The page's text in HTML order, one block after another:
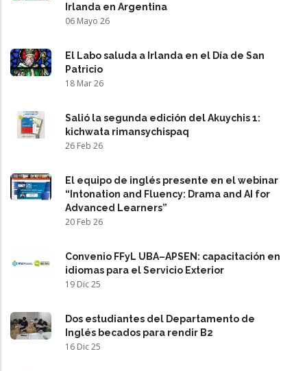
Irlanda en Argentina
06 Mayo 26
El Labo saluda a Irlanda en el Día de San
Patricio
18 Mar 26
Salió la segunda edición del Akuychis 1:
kichwata rimansychispaq
26 Feb 26
El equipo de inglés presente en el webinar
“Intonation and Fluency: Drama and AI for
Advanced Learners”
20 Feb 26
Convenio FFyL UBA–APSEN: capacitación en
idiomas para el Servicio Exterior
19 Dic 25
Dos estudiantes del Departamento de
Inglés becados para rendir B2
16 Dic 25